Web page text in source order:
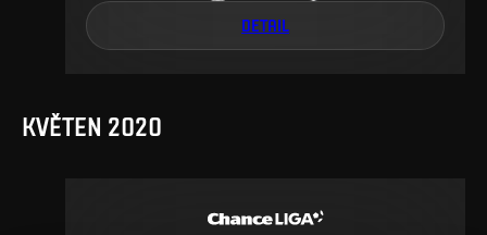
DETAIL
KVĚTEN 2020